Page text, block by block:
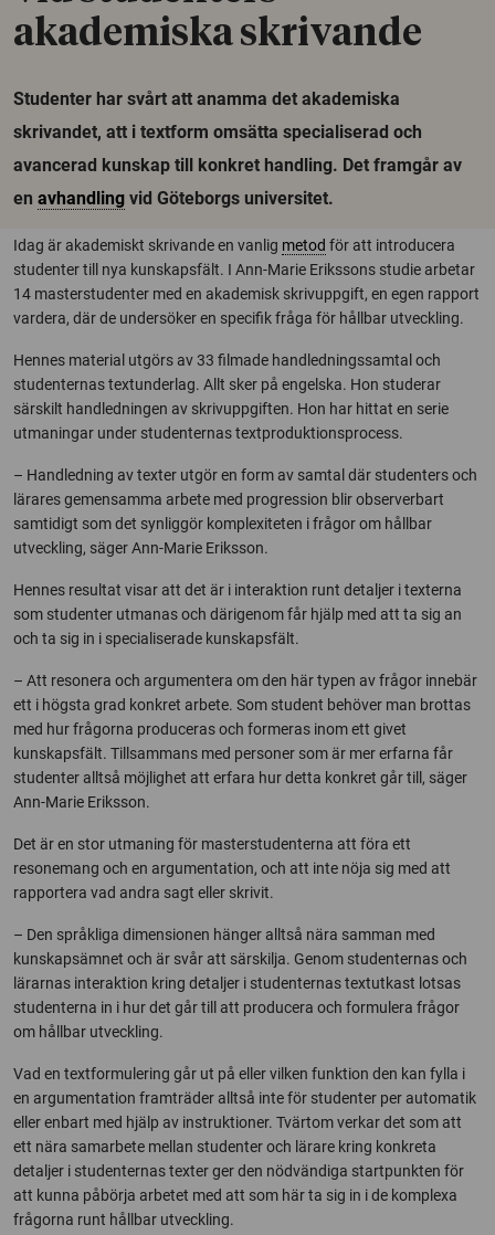
akademiska skrivande
Studenter har svårt att anamma det akademiska
skrivandet, att i textform omsätta specialiserad och
avancerad kunskap till konkret handling. Det framgår av
en avhandling vid Göteborgs universitet.
Idag är akademiskt skrivande en vanlig metod för att introducera
studenter till nya kunskapsfält. I Ann-Marie Erikssons studie arbetar
14 masterstudenter med en akademisk skrivuppgift, en egen rapport
vardera, där de undersöker en specifik fråga för hållbar utveckling.
Hennes material utgörs av 33 filmade handledningssamtal och
studenternas textunderlag. Allt sker på engelska. Hon studerar
särskilt handledningen av skrivuppgiften. Hon har hittat en serie
utmaningar under studenternas textproduktionsprocess.
– Handledning av texter utgör en form av samtal där studenters och
lärares gemensamma arbete med progression blir observerbart
samtidigt som det synliggör komplexiteten i frågor om hållbar
utveckling, säger Ann-Marie Eriksson.
Hennes resultat visar att det är i interaktion runt detaljer i texterna
som studenter utmanas och därigenom får hjälp med att ta sig an
och ta sig in i specialiserade kunskapsfält.
– Att resonera och argumentera om den här typen av frågor innebär
ett i högsta grad konkret arbete. Som student behöver man brottas
med hur frågorna produceras och formeras inom ett givet
kunskapsfält. Tillsammans med personer som är mer erfarna får
studenter alltså möjlighet att erfara hur detta konkret går till, säger
Ann-Marie Eriksson.
Det är en stor utmaning för masterstudenterna att föra ett
resonemang och en argumentation, och att inte nöja sig med att
rapportera vad andra sagt eller skrivit.
– Den språkliga dimensionen hänger alltså nära samman med
kunskapsämnet och är svår att särskilja. Genom studenternas och
lärarnas interaktion kring detaljer i studenternas textutkast lotsas
studenterna in i hur det går till att producera och formulera frågor
om hållbar utveckling.
Vad en textformulering går ut på eller vilken funktion den kan fylla i
en argumentation framträder alltså inte för studenter per automatik
eller enbart med hjälp av instruktioner. Tvärtom verkar det som att
ett nära samarbete mellan studenter och lärare kring konkreta
detaljer i studenternas texter ger den nödvändiga startpunkten för
att kunna påbörja arbetet med att som här ta sig in i de komplexa
frågorna runt hållbar utveckling.